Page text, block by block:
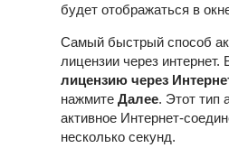
будет отображаться в
Самый быстрый способ
лицензии через интернет.
лицензию через
нажмите Далее. Этот тип
активное Интернет-
несколько секунд.